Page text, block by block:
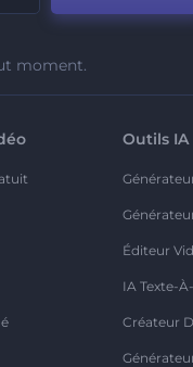
moment.
Outils IA
Éditeur
IA Texte-
Créateur